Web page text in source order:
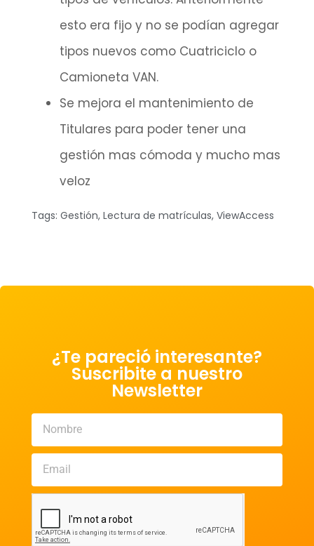
esto era fijo y no se podían agregar
tipos nuevos como Cuatriciclo o
Camioneta VAN.
Se mejora el mantenimiento de
Titulares para poder tener una
gestión mas cómoda y mucho mas
veloz
Tags: Gestión, Lectura de matrículas, ViewAccess
¿Te pareció interesante?
Suscribite a nuestro
Newsletter